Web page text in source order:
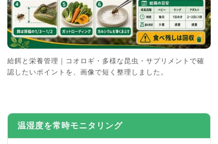
給餌と栄養管理｜コオロギ・多様な昆虫・サプリメントで確
認したいポイントを、画像で短く整理しました。
温湿度を常時モニタリング